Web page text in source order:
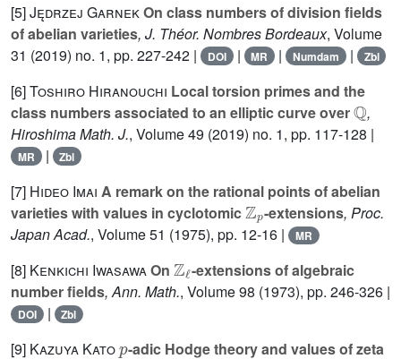
[5]Jędrzej GarnekOn class numbers of division fields
of abelian varieties, J. Théor. Nombres Bordeaux, Volume
31 (2019) no. 1, pp. 227-242 | DOI | MR | Numdam | Zbl
[6]Toshiro Hiranouchi Local torsion primes and the
class numbers associated to an elliptic curve over
ℚ
,
Hiroshima Math. J., Volume 49 (2019) no. 1, pp. 117-128 |
MR | Zbl
[7] Hideo Imai A remark on the rational points of abelian
varieties with values in cyclotomic
ℤp
-extensions, Proc.
Japan Acad., Volume 51 (1975), pp. 12-16 | MR
[8] Kenkichi IwasawaOn
-extensions of algebraic
number fields, Ann. Math., Volume 98 (1973), pp. 246-326 |
DOI | Zbl
[9] Kazuya Kato -adic Hodge theory and values of zeta